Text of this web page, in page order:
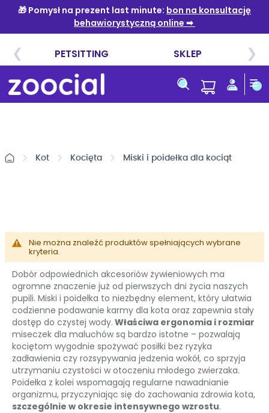
do
treści
Kot Kocięta Miski i poidełka dla kociąt
Nie można znaleźć produktów spełniających wybrane
kryteria.
Dobór odpowiednich akcesoriów żywieniowych ma
ogromne znaczenie już od pierwszych dni życia naszych
pupili. Miski i poidełka to niezbędny element, który ułatwia
codzienne podawanie karmy dla kota oraz zapewnia stały
dostęp do czystej wody. Właściwa ergonomia i rozmiar
miseczek dla maluchów są bardzo istotne – pozwalają
kociętom wygodnie spożywać posiłki bez ryzyka
zadławienia czy rozsypywania jedzenia wokół, co sprzyja
utrzymaniu czystości w otoczeniu młodego zwierzaka.
Poidełka z kolei wspomagają regularne nawadnianie
organizmu, przyczyniając się do zachowania zdrowia kota,
szczególnie w okresie intensywnego wzrostu.